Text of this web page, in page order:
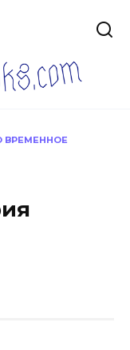
ВРЕМЕННОЕ